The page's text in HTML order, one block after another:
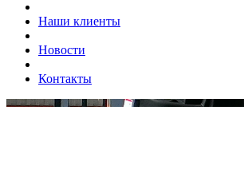
Наши клиенты
Новости
Контакты